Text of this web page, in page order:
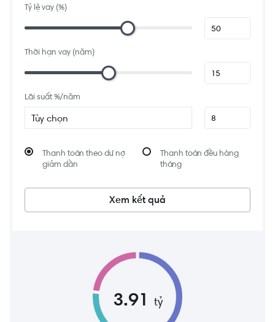
Tỷ lệ vay (%)
Thời hạn vay (năm)
Lãi suất %/năm
Tùy chọn
Thanh toán theo dư nợ
giảm dần
Thanh toán đều hàng
tháng
Xem kết quả
3.91 tỷ